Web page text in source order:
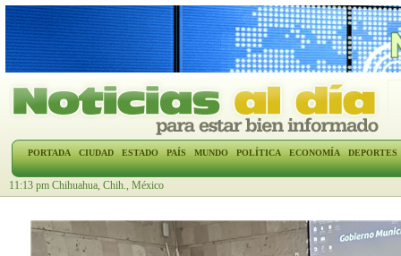
PORTADA CIUDAD ESTADO PAÍS MUNDO POLÍTICA ECONOMÍA DEPORTES
11:13 pm Chihuahua, Chih., México